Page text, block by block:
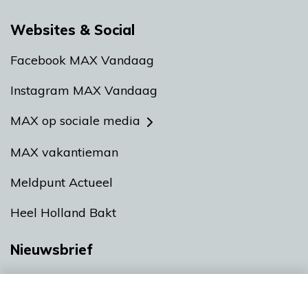
Websites & Social
Facebook MAX Vandaag
Instagram MAX Vandaag
MAX op sociale media
MAX vakantieman
Meldpunt Actueel
Heel Holland Bakt
Nieuwsbrief